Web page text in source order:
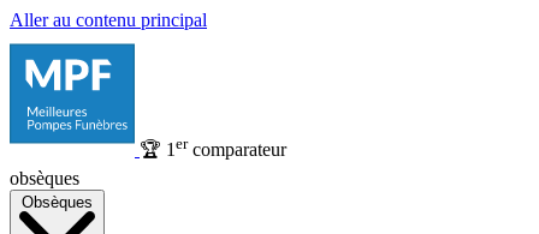
Aller au contenu principal
🏆 1 ercomparateur
obsèques
Obsèques